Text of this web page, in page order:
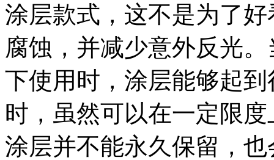
涂层款式，这不是为了
腐蚀，并减少意外反光
下使用时，涂层能够起
时，虽然可以在一定限
涂层并不能永久保留，